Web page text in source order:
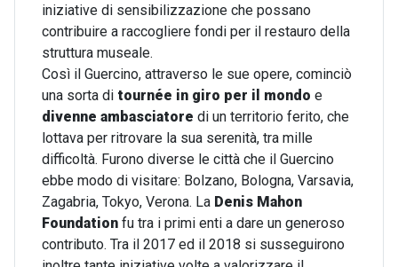
iniziative di sensibilizzazione che possano
contribuire a raccogliere fondi per il restauro della
struttura museale.
Così il Guercino, attraverso le sue opere, cominciò
una sorta di tournée in giro per il mondo e
divenne ambasciatore di un territorio ferito, che
lottava per ritrovare la sua serenità, tra mille
difficoltà. Furono diverse le città che il Guercino
ebbe modo di visitare: Bolzano, Bologna, Varsavia,
Zagabria, Tokyo, Verona. La Denis Mahon
Foundation fu tra i primi enti a dare un generoso
contributo. Tra il 2017 ed il 2018 si susseguirono